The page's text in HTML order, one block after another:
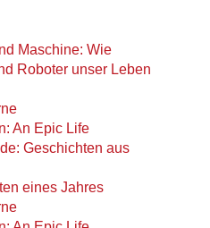
Maschine: Wie
Roboter unser Leben
An Epic Life
Geschichten aus
eines Jahres